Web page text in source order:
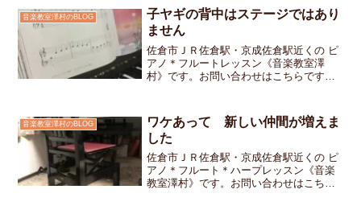
音楽教室澤村のBLOG
子ヤギの背中はステージではあり
ません
佐倉市ＪＲ佐倉駅・京成佐倉駅近くの ピ
アノ＊フルートレッスン《音楽教室澤
村》です。お問い合わせはこちらです今
に直して、来週もう一度聴かせてね」と
伝えてレッスンを終えたあ...
音楽教室澤村のBLOG
ワケあって 新しい仲間が増えま
した
佐倉市ＪＲ佐倉駅・京成佐倉駅近くの ピ
アノ＊フルート＊ハープレッスン《音楽
教室澤村》です。お問い合わせはこちら